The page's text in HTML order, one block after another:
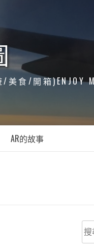
食/開箱)ENJOY
AR的故事
搜
尋